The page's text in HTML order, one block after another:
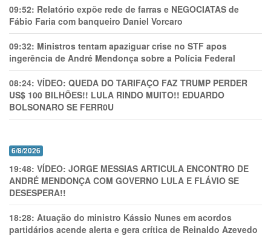
09:52: Relatório expõe rede de farras e NEGOCIATAS de
Fábio Faria com banqueiro Daniel Vorcaro
09:32: Ministros tentam apaziguar crise no STF apos
ingerência de André Mendonça sobre a Polícia Federal
08:24: VÍDEO: QUEDA DO TARIFAÇO FAZ TRUMP PERDER
US$ 100 BILHÕES!! LULA RINDO MUITO!! EDUARDO
BOLSONARO SE FERR0U
6/8/2026
19:48: VÍDEO: JORGE MESSIAS ARTICULA ENCONTRO DE
ANDRÉ MENDONÇA COM GOVERNO LULA E FLÁVIO SE
DESESPERA!!
18:28: Atuação do ministro Kássio Nunes em acordos
partidários acende alerta e gera crítica de Reinaldo Azevedo